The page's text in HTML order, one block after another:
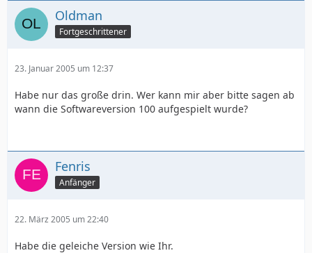
Oldman
Fortgeschrittener
23. Januar 2005 um 12:37
Habe nur das große drin. Wer kann mir aber bitte sagen ab
wann die Softwareversion 100 aufgespielt wurde?
Fenris
Anfänger
22. März 2005 um 22:40
Habe die geleiche Version wie Ihr.